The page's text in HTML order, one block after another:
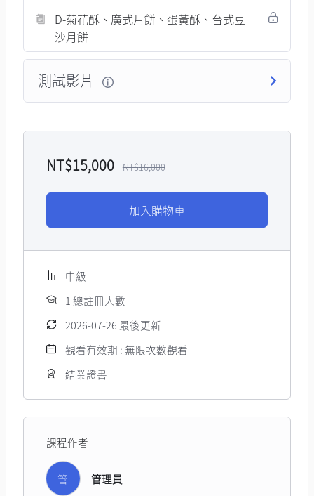
D-菊花酥、廣式月餅、蛋黃酥、台式豆
沙月餅
測試影片
NT$15,000 NT$16,000
加入購物車
中級
1 總註冊人數
2026-07-26 最後更新
觀看有效期 : 無限次數觀看
結業證書
課程作者
管 管理員